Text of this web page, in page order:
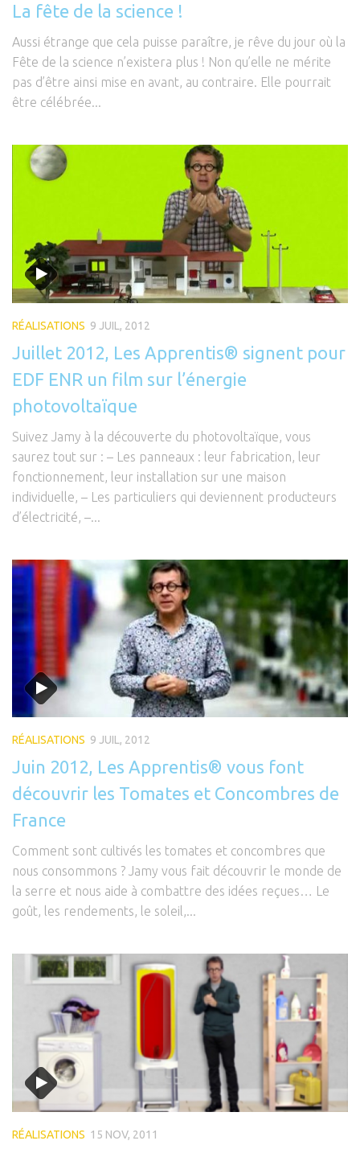
La fête de la science !
Aussi étrange que cela puisse paraître, je rêve du jour où la
Fête de la science n’existera plus ! Non qu’elle ne mérite
pas d’être ainsi mise en avant, au contraire. Elle pourrait
être célébrée...
RÉALISATIONS 9 JUIL, 2012
Juillet 2012, Les Apprentis® signent pour
EDF ENR un film sur l’énergie
photovoltaïque
Suivez Jamy à la découverte du photovoltaïque, vous
saurez tout sur : – Les panneaux : leur fabrication, leur
fonctionnement, leur installation sur une maison
individuelle, – Les particuliers qui deviennent producteurs
d’électricité, –...
RÉALISATIONS 9 JUIL, 2012
Juin 2012, Les Apprentis® vous font
découvrir les Tomates et Concombres de
France
Comment sont cultivés les tomates et concombres que
nous consommons ? Jamy vous fait découvrir le monde de
la serre et nous aide à combattre des idées reçues… Le
goût, les rendements, le soleil,...
RÉALISATIONS 15 NOV, 2011